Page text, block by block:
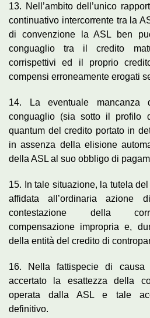
13. Nell’ambito dell’unico
continuativo intercorrente tra la
di convenzione la ASL ben
conguaglio tra il credito
corrispettivi ed il proprio
compensi erroneamente erogati
14. La eventuale mancanza
conguaglio (sia sotto il profilo
quantum del credito portato in
in assenza della elisione
della ASL al suo obbligo di
15. In tale situazione, la tutela
affidata all’ordinaria azione
contestazione della
compensazione impropria e,
della entità del credito di
16. Nella fattispecie di
accertato la esattezza della
operata dalla ASL e tale
definitivo.